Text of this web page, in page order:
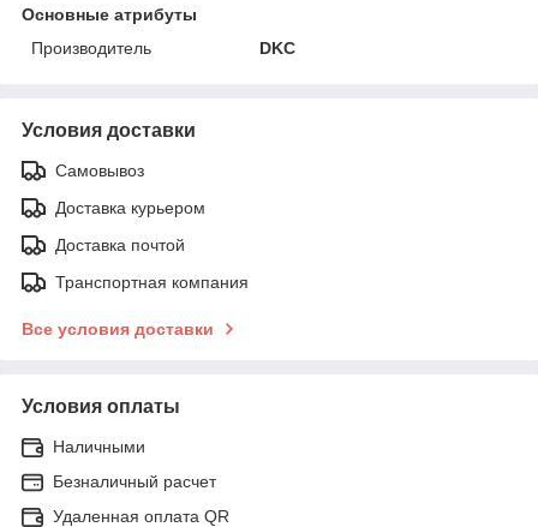
Основные атрибуты
Производитель
DKC
Условия доставки
Самовывоз
Доставка курьером
Доставка почтой
Транспортная компания
Все условия доставки
Условия оплаты
Наличными
Безналичный расчет
Удаленная оплата QR